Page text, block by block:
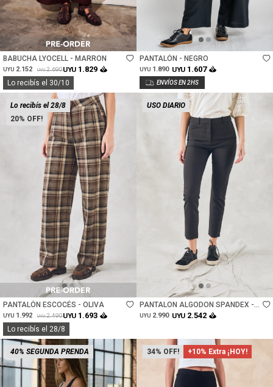
Talle
BABUCHA LYOCELL - MARRON
UYU 2.152 UYU 2.690UYU 1.829
Lo recibís el 30/10
Talle
PANTALÓN - NEGRO
UYU 1.890 UYU 1.607
20
Lo recibís el 28/8
Talle
PANTALÓN ESCOCÉS - OLIVA
UYU 1.992 UYU 2.490UYU 1.693
Lo recibís el 28/8
USO DIARIO
PANTALON ALGODON SPANDEX -
NEGRO
UYU 2.990 UYU 2.542
40% SEGUNDA PRENDA 34 +10% Extra ¡HOY!